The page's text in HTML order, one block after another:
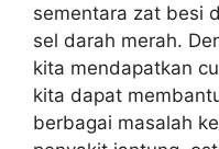
sementara zat besi
sel darah merah.
kita mendapatkan
kita dapat
berbagai masalah